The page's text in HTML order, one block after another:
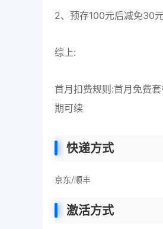
2、预存100元后减免30
综上:
首月扣费规则:首月免费
期可续
快递方式
京东/顺丰
激活方式